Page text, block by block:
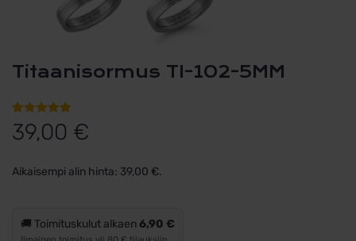
Titaanisormus TI-102-5MM
Arvio
5.00
5:stä
2
asiakkaan
39,00 €
Aikaisempi alin hinta: 39,00 €.
🚚 Toimituskulut alkaen6,90 €